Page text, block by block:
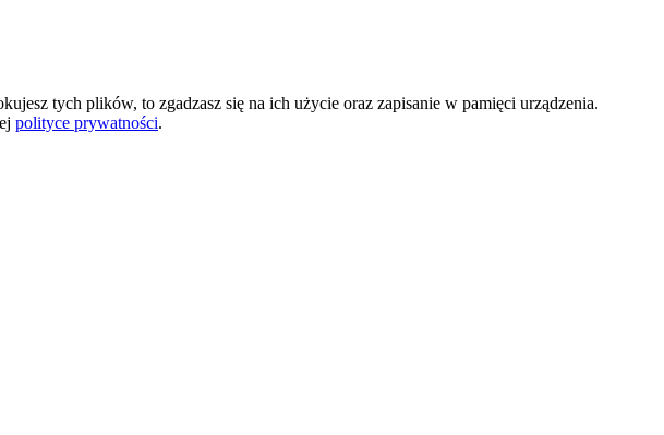
tych plików, to zgadzasz się na ich użycie oraz zapisanie w pamięci urządzenia.
polityce prywatności.